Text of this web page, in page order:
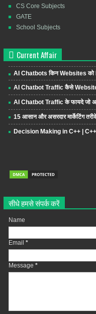
CS Core Subjects
GATE
School Subjects
Current Affair
AI Chatbots किन Websites को
AI Chatbot Traffic कैसे
AI Chatbot Traffic के फायदे जो
15 आसान और असरदार मार्केटिंग
Decision Making in C++ | C++
सीधे हमसे संपर्क करें
Name
Email *
Message *